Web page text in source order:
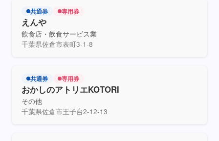
えんや
共通券 専用券
飲食店・飲食サービス業
千葉県佐倉市表町3-1-8
おかしのアトリエKOTORI
共通券 専用券
その他
千葉県佐倉市王子台2-12-13